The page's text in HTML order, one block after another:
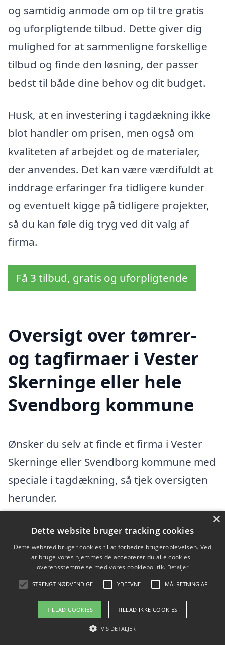
og samtidig anmode om op til tre gratis
og uforpligtende tilbud. Dette giver dig
mulighed for at sammenligne forskellige
tilbud og finde den løsning, der passer
bedst til både dine behov og dit budget.
Husk, at en investering i tagdækning ikke
blot handler om prisen, men også om
kvaliteten af arbejdet og de materialer,
der anvendes. Det kan være værdifuldt at
inddrage erfaringer fra tidligere kunder
og eventuelt kigge på tidligere projekter,
så du kan føle dig tryg ved dit valg af
firma.
Få 3 tilbud, gratis og uforpligtende
Oversigt over tømrer-
og tagfirmaer i Vester
Skerninge eller hele
Svendborg kommune
Ønsker du selv at finde et firma i Vester
Skerninge eller Svendborg kommune med
speciale i tagdækning, så tjek oversigten
herunder.
Vi fandt 218 tagfirmaer i Vester Skerninge.
Find en tømrer eller byggefirma i Vester
Skerninge og omegn herunder. I hele
Svendborg kommunefindes der flere
tagfirmaer, hvis du vil udvide din søgning
efter en dygtig tømrer.
×
Dette website bruger tracking cookies
Dette websted bruger cookies til at forbedre brugeroplevelsen. Ved
at bruge vores hjemmeside accepterer du alle cookies i
overensstemmelse med vores cookiepolitik. Detaljer
STRENGT NØDVENDIGE YDEEVNE MÅLRETNING AF
TILLAD COOKIES TILLAD IKKE COOKIES
VIS DETALJER